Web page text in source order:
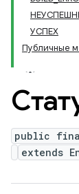
УСПЕХ
Публичные
public
extends